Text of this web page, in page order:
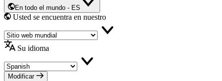
En todo el mundo - ES
Usted se encuentra en nuestro
Su idioma
Modificar